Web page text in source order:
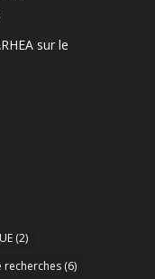
sur le
(2)
recherches(6)